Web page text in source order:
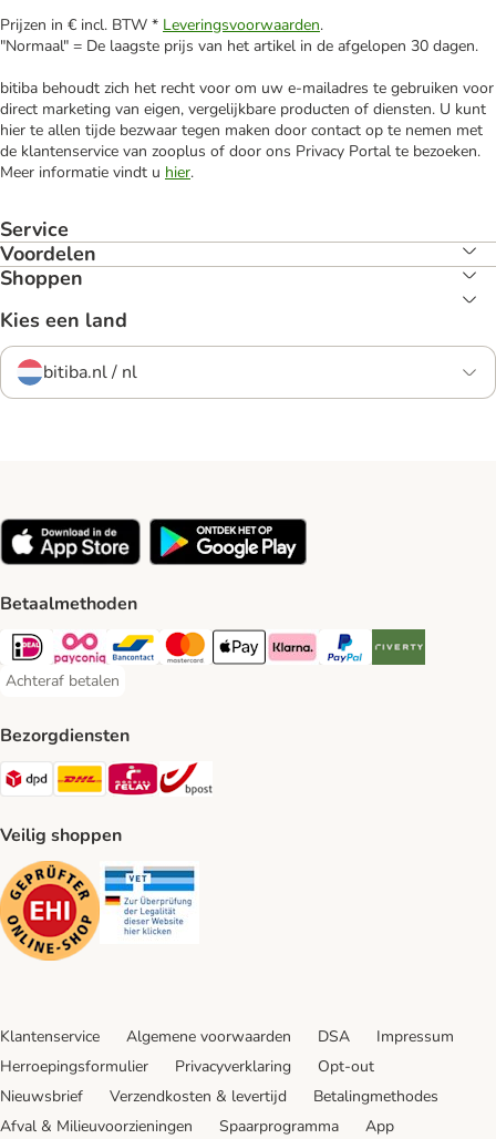
Prijzen in € incl. BTW * Leveringsvoorwaarden.
"Normaal" = De laagste prijs van het artikel in de afgelopen 30 dagen.
bitiba behoudt zich het recht voor om uw e-mailadres te gebruiken voor
direct marketing van eigen, vergelijkbare producten of diensten. U kunt
hier te allen tijde bezwaar tegen maken door contact op te nemen met
de klantenservice van zooplus of door ons Privacy Portal te bezoeken.
Meer informatie vindt u hier.
Service
Voordelen
Shoppen
Kies een land
bitiba.nl / nl
Betaalmethoden
iDeal Payment Method
Payconiq Payment Method
Bancontact Payment Method
Mastercard Payment Method
Apple Pay Payment Method
Klarna Payment Method
PayPal Payment Method
Riverty Payment
Achteraf betalen
Achteraf betalen Payment Method
Bezorgdiensten
Dpd Shipping Method
DHL Shipping Method
Mondial Relay Shipping Method
Veilig shoppen
Security
Klantenservice Algemene voorwaarden DSA
Impressum
Herroepingsformulier
Privacyverklaring
Opt-out
Nieuwsbrief
Verzendkosten & levertijd
Betalingmethodes
Afval & Milieuvoorzieningen
Spaarprogramma App